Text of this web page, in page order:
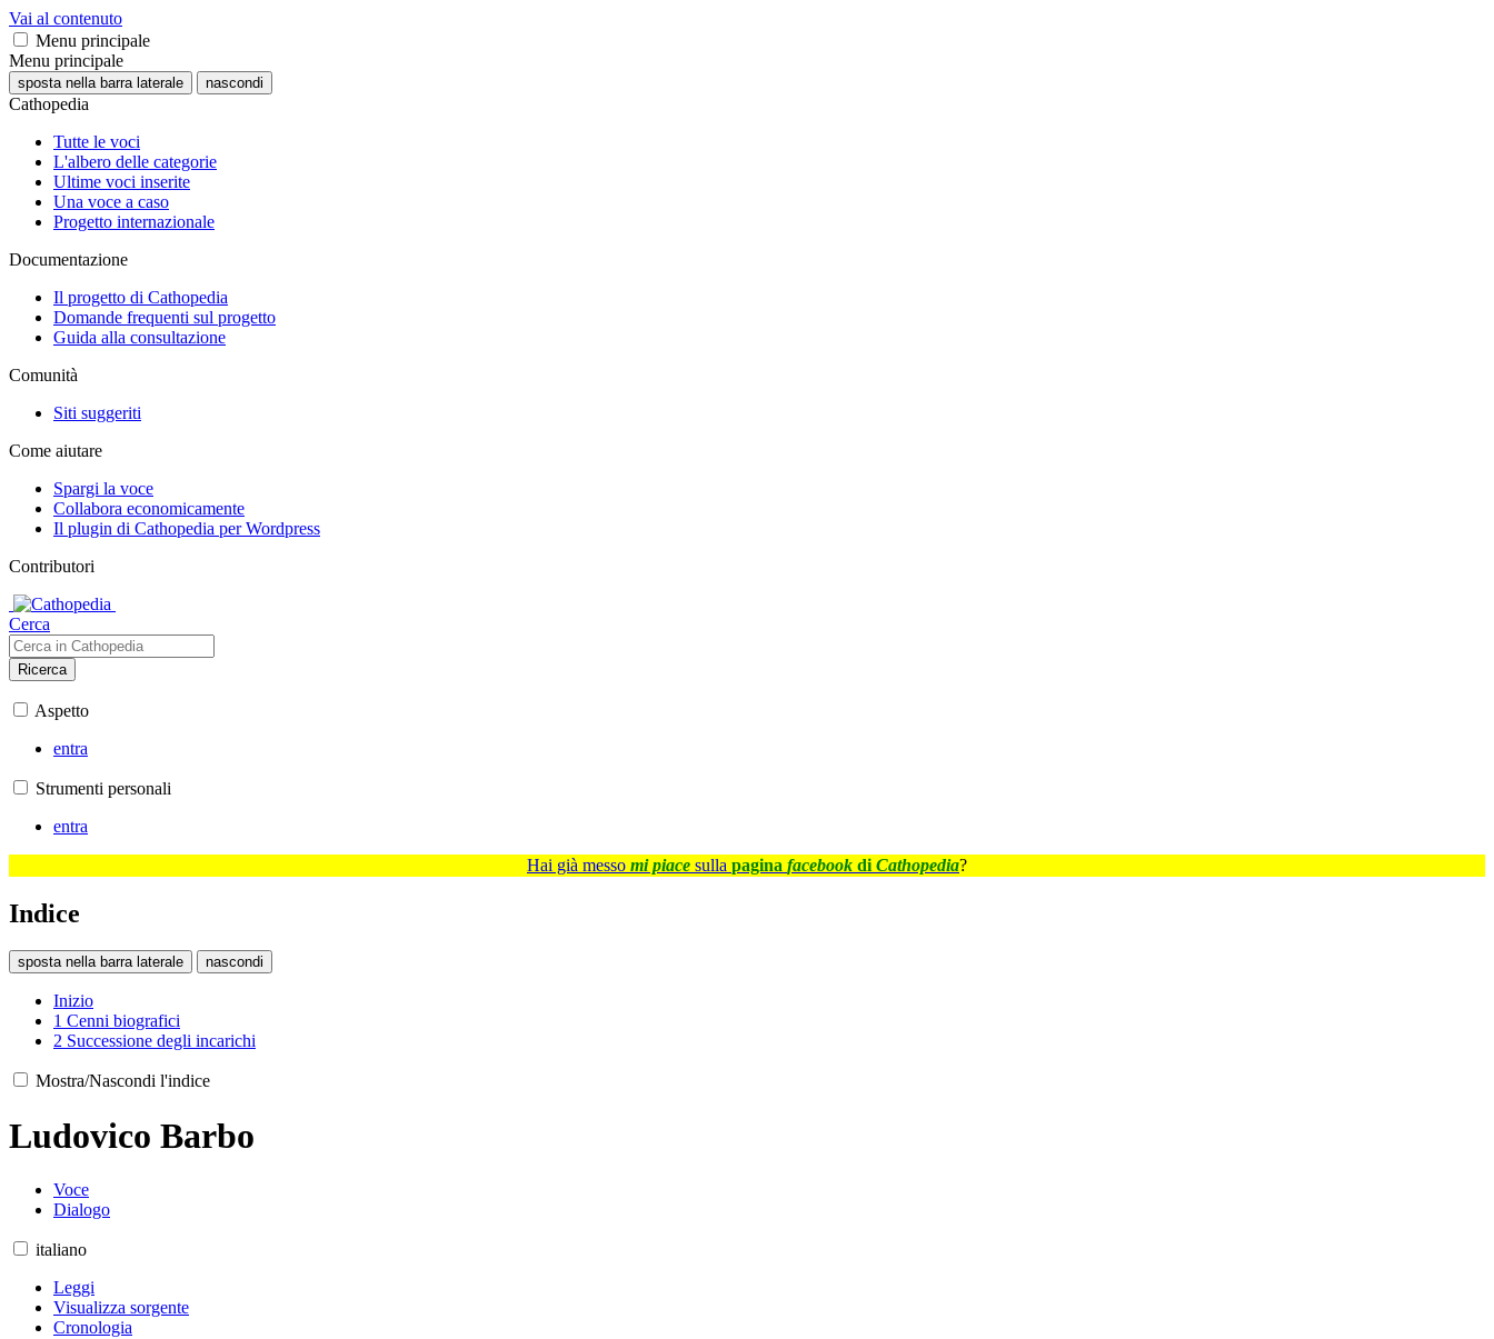
Vai al contenuto
Menu principale
Menu principale
sposta nella barra laterale nascondi
Cathopedia
Tutte le voci
L'albero delle categorie
Ultime voci inserite
Una voce a caso
Progetto internazionale
Documentazione
Il progetto di Cathopedia
Domande frequenti sul progetto
Guida alla consultazione
Comunità
Siti suggeriti
Come aiutare
Spargi la voce
Collabora economicamente
Il plugin di Cathopedia per Wordpress
Contributori
Cerca
Ricerca
Aspetto
entra
Strumenti personali
entra
Hai già messo mi piace sulla pagina facebook di Cathopedia?
Indice
sposta nella barra laterale nascondi
Inizio
1 Cenni biografici
2 Successione degli incarichi
Mostra/Nascondi l'indice
Ludovico Barbo
Voce
Dialogo
italiano
Leggi
Visualizza sorgente
Cronologia